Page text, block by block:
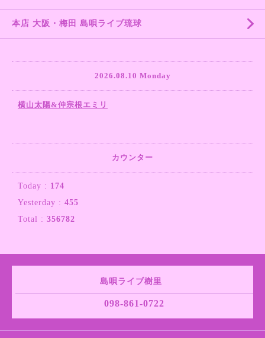
本店 大阪・梅田 島唄ライブ琉球
2026.08.10 Monday
横山太陽&仲宗根エミリ
カウンター
Today : 174
Yesterday : 455
Total : 356782
島唄ライブ樹里
098-861-0722